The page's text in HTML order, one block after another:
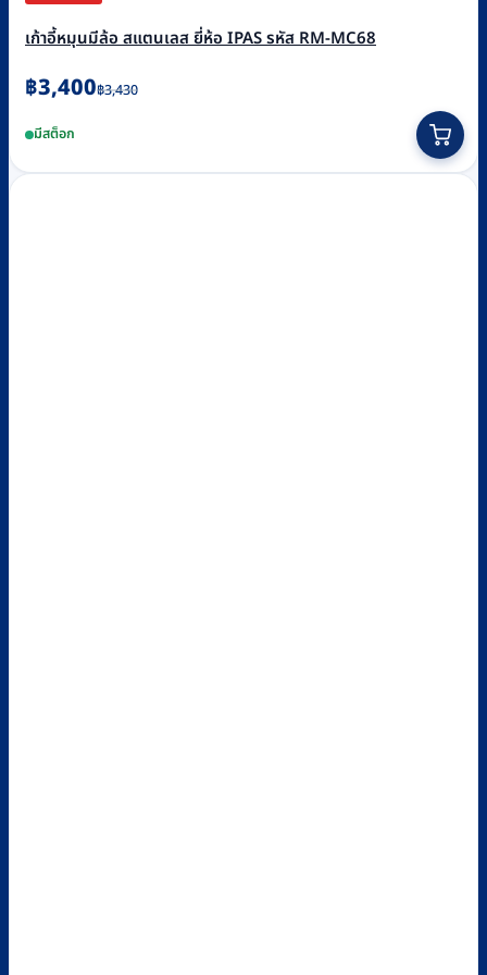
เก้าอี้หมุนมีล้อ สแตนเลส ยี่ห้อ IPAS รหัส RM-MC68
฿3,430
Original
was:
฿3,430.
฿3,400
Current
is:
฿3,400.
มีสต็อก